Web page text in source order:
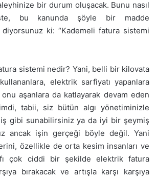
bir durum oluşacak. Bunu nasıl
bu kanunda şöyle bir madde
ki: “Kademeli fatura sistemi
sistemi nedir? Yani, belli bir kilovata
elektrik sarfiyatı yapanlara
aşanlara da katlayarak devam eden
tabii, siz bütün algı yönetiminizle
gibi sunabilirsiniz ya da iyi bir şeymiş
ancak işin gerçeği böyle değil. Yani
özellikle de orta kesim insanları ve
çok ciddi bir şekilde elektrik fatura
bırakacak ve artışla karşı karşıya